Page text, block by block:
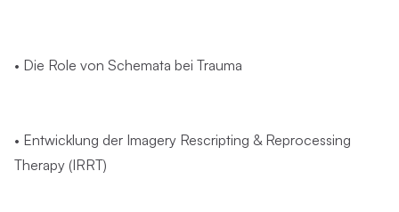
• Die Role von Schemata bei Trauma
• Entwicklung der Imagery Rescripting & Reprocessing
Therapy (IRRT)